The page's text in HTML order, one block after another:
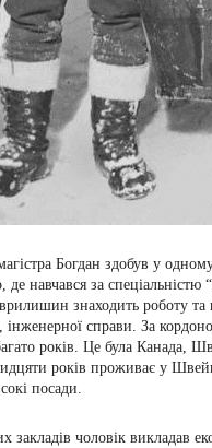
Богдан здобув у
де навчався за спеціальністю
знаходить роботу
інженерної справи. За
років. Це була Канада,
років проживає у
посади.
закладів чоловік викладав